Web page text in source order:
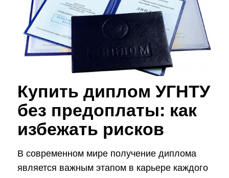
Купить диплом УГНТУ
без предоплаты: как
избежать рисков
В современном мире получение диплома
является важным этапом в карьере каждого